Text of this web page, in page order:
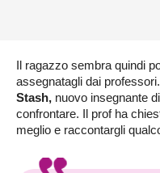
Il ragazzo sembra quindi
assegnatagli dai
Stash, nuovo insegnante
confrontare. Il prof ha
meglio e raccontargli